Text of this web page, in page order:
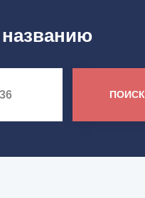
названию
ПОИСК